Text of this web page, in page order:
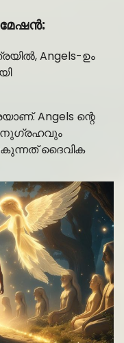
Angels-ഉം
Angels ന്റെ
ദൈവിക